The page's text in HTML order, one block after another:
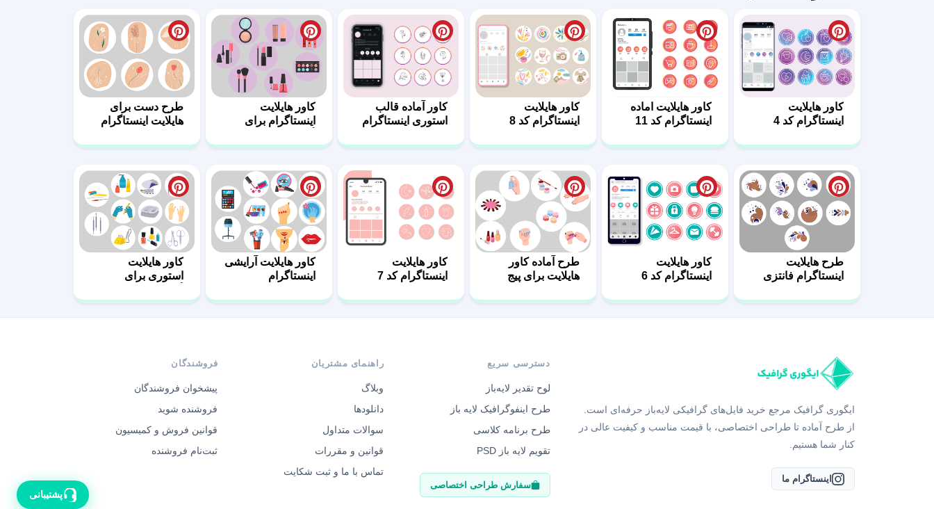
کاور هایلایت
اینستاگرام کد 4
کاور هایلایت اماده
اینستاگرام کد 11
کاور هایلایت
اینستاگرام کد 8
کاور آماده قالب
استوری اینستاگرام
کاور هایلایت
اینستاگرام برای
طرح دست برای
هایلایت اینستاگرام
طرح هایلایت
اینستاگرام فانتزی
کاور هایلایت
اینستاگرام کد 6
طرح آماده کاور
هایلایت برای پیج
کاور هایلایت
اینستاگرام کد 7
کاور هایلایت آرایشی
اینستاگرام
کاور هایلایت
استوری برای
ایگوری گرافیک مرجع خرید فایل‌های گرافیکی لایه‌باز حرفه‌ای است.
از طرح آماده تا طراحی اختصاصی، با قیمت مناسب و کیفیت عالی در
کنار شما هستیم.
اینستاگرام ما
دسترسی سریع
لوح تقدیر لایه‌باز
طرح اینفوگرافیک لایه باز
طرح برنامه کلاسی
تقویم لایه باز PSD
سفارش طراحی اختصاصی
راهنمای مشتریان
وبلاگ
دانلودها
سوالات متداول
قوانین و مقررات
تماس با ما و ثبت شکایت
فروشندگان
پیشخوان فروشندگان
فروشنده شوید
قوانین فروش و کمیسیون
ثبت‌نام فروشنده
پشتیبانی